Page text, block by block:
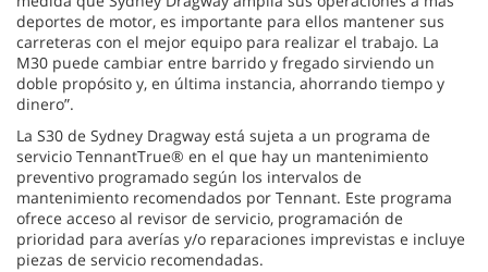
deportes de motor, es importante para ellos mantener sus
carreteras con el mejor equipo para realizar el trabajo. La
M30 puede cambiar entre barrido y fregado sirviendo un
doble propósito y, en última instancia, ahorrando tiempo y
dinero”.
La S30 de Sydney Dragway está sujeta a un programa de
servicio TennantTrue® en el que hay un mantenimiento
preventivo programado según los intervalos de
mantenimiento recomendados por Tennant. Este programa
ofrece acceso al revisor de servicio, programación de
prioridad para averías y/o reparaciones imprevistas e incluye
piezas de servicio recomendadas.